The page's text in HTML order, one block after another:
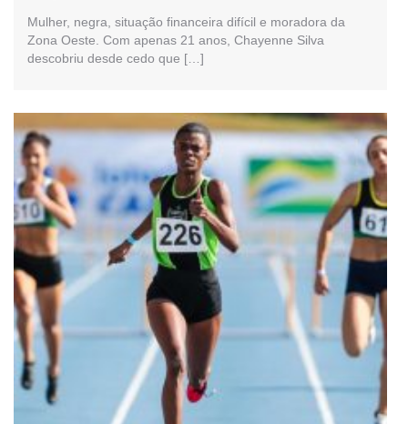
Mulher, negra, situação financeira difícil e moradora da
Zona Oeste. Com apenas 21 anos, Chayenne Silva
descobriu desde cedo que […]